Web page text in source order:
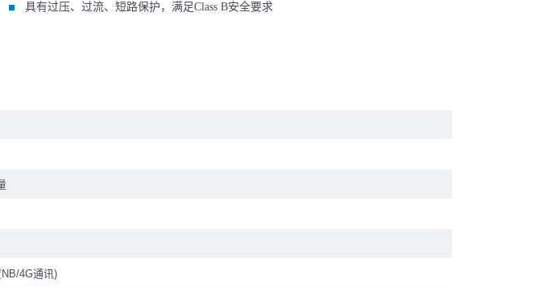
具有过压、过流、短路保护，满足Class B安全要求
4G通讯)